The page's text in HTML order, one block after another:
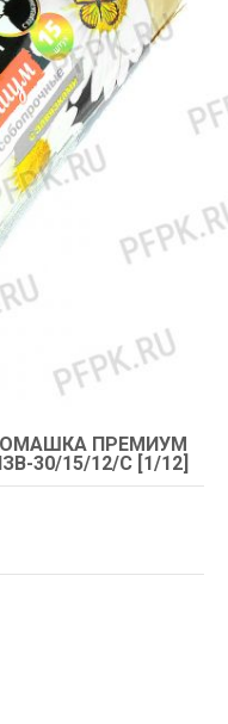
ПРЕМИУМ
30/15/12/С [1/12]